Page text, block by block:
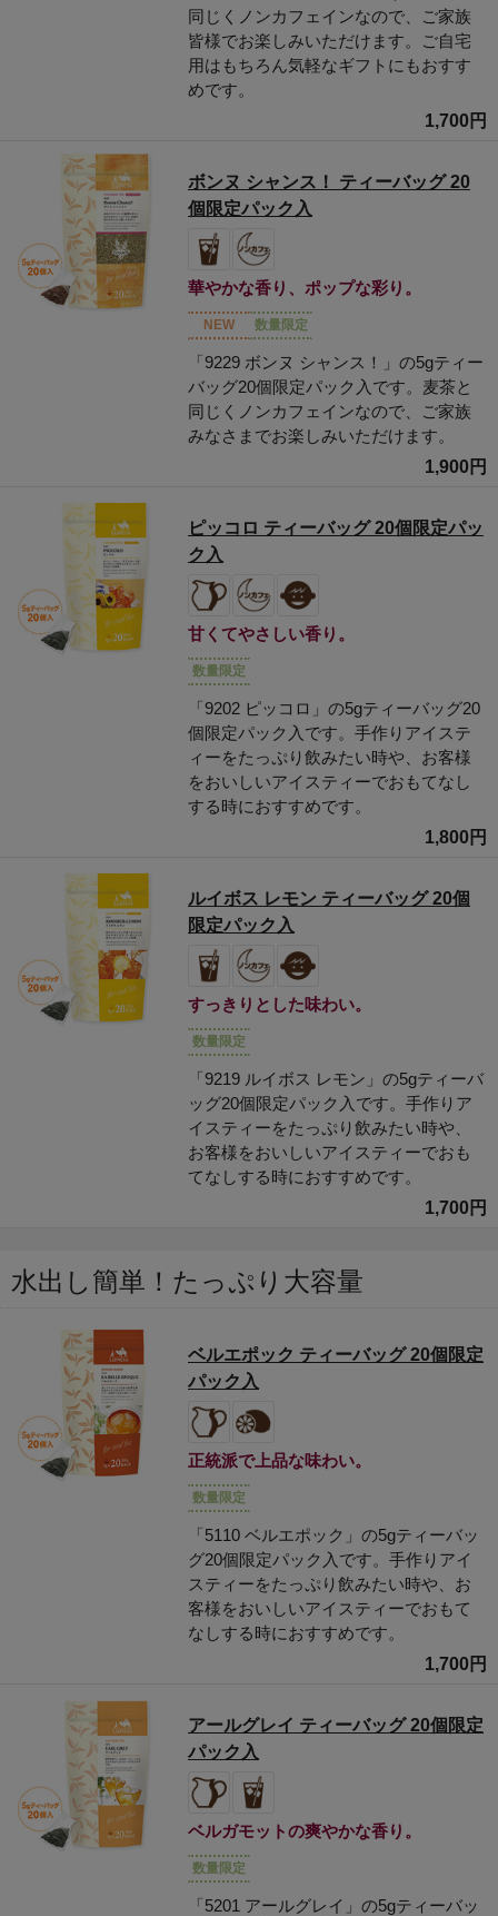
同じくノンカフェインなので、ご家族
皆様でお楽しみいただけます。ご自宅
用はもちろん気軽なギフトにもおすす
めです。
1,700円
ボンヌ シャンス！ ティーバッグ 20
個限定パック入
華やかな香り、ポップな彩り。
NEW 数量限定
「9229 ボンヌ シャンス！」の5gティー
バッグ20個限定パック入です。麦茶と
同じくノンカフェインなので、ご家族
みなさまでお楽しみいただけます。
1,900円
ピッコロ ティーバッグ 20個限定パッ
ク入
甘くてやさしい香り。
数量限定
「9202 ピッコロ」の5gティーバッグ20
個限定パック入です。手作りアイステ
ィーをたっぷり飲みたい時や、お客様
をおいしいアイスティーでおもてなし
する時におすすめです。
1,800円
ルイボス レモン ティーバッグ 20個
限定パック入
すっきりとした味わい。
数量限定
「9219 ルイボス レモン」の5gティーバ
ッグ20個限定パック入です。手作りア
イスティーをたっぷり飲みたい時や、
お客様をおいしいアイスティーでおも
てなしする時におすすめです。
1,700円
水出し簡単！たっぷり大容量
ベルエポック ティーバッグ 20個限定
パック入
正統派で上品な味わい。
数量限定
「5110 ベルエポック」の5gティーバッ
グ20個限定パック入です。手作りアイ
スティーをたっぷり飲みたい時や、お
客様をおいしいアイスティーでおもて
なしする時におすすめです。
1,700円
アールグレイ ティーバッグ 20個限定
パック入
ベルガモットの爽やかな香り。
数量限定
「5201 アールグレイ」の5gティーバッ